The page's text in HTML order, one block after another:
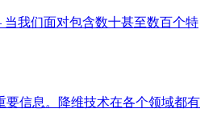
我们面对包含数十甚至数百个特
信息。降维技术在各个领域都有